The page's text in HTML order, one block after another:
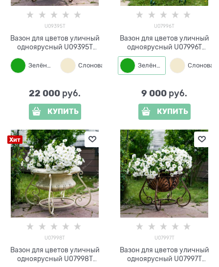
U09395T
Вазон для цветов уличный
одноярусный U09395T
Зелёный Слоновая кость
22 000 руб.
КУПИТЬ
U07996T
Вазон для цветов уличный
одноярусный U07996T
металл и стеклопластик
Зелёный
9 000 руб.
КУПИТЬ
Хит
U07998T
Вазон для цветов уличный
одноярусный U07998T
U07997T
Вазон для цветов уличный
одноярусный U07997T